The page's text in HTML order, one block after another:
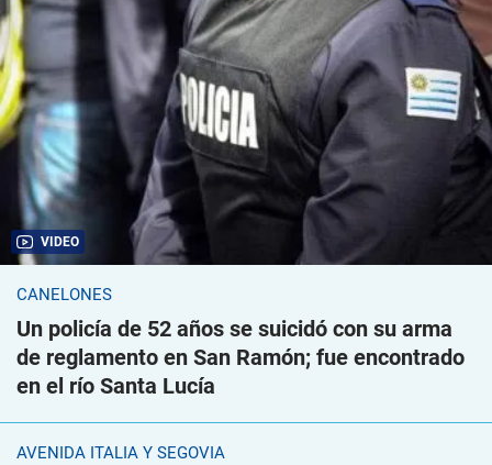
VIDEO
CANELONES
Un policía de 52 años se suicidó con su arma
de reglamento en San Ramón; fue encontrado
en el río Santa Lucía
AVENIDA ITALIA Y SEGOVIA